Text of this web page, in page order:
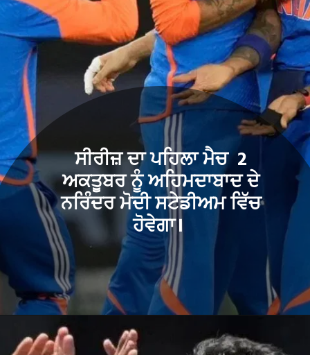
ਸੀਰੀਜ਼ ਦਾ ਪਹਿਲਾ ਮੈਚ 2
ਅਕਤੂਬਰ ਨੂੰ ਅਹਿਮਦਾਬਾਦ ਦੇ
ਨਰਿੰਦਰ ਮੋਦੀ ਸਟੇਡੀਅਮ ਵਿੱਚ
ਹੋਵੇਗਾ।